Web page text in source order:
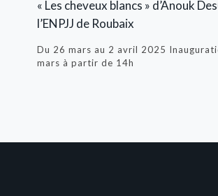
« Les cheveux blancs » d’Anouk
l’ENPJJ de Roubaix
Du 26 mars au 2 avril 2025
mars à partir de 14h